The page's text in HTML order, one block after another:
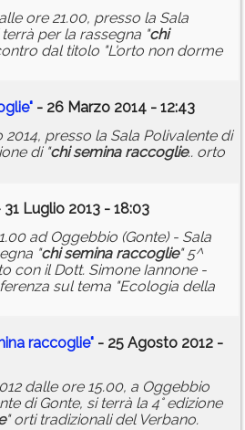
ore 21.00, presso la Sala
per la rassegna "chi
dal titolo "L'orto non dorme
" - 26 Marzo 2014 - 12:43
presso la Sala Polivalente di
di "chi semina raccoglie.. orto
31 Luglio 2013 - 18:03
ad Oggebbio (Gonte) - Sala
"chi semina raccoglie" 5^
con il Dott. Simone Iannone -
sul tema "Ecologia della
raccoglie" - 25 Agosto 2012 -
dalle ore 15.00, a Oggebbio
di Gonte, si terrà la 4° edizione
" orti tradizionali del Verbano.